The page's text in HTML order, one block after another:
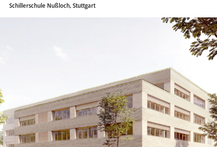
Schillerschule Nußloch, Stuttgart